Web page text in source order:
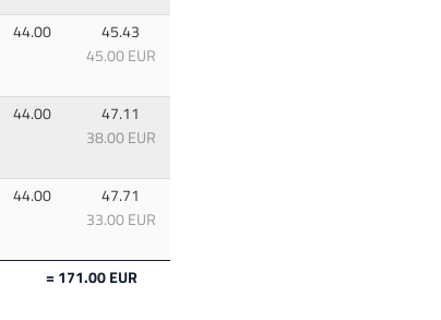
44.00
45.43
45.00 EUR
44.00
47.11
38.00 EUR
44.00
47.71
33.00 EUR
= 171.00 EUR